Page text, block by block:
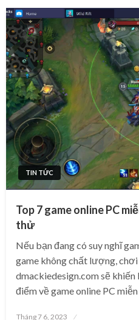
TIN TỨC
Top 7 game online PC
thử
Nếu bạn đang có suy nghĩ
game không chất lượng, chơi
dmackiedesign.com sẽ khiến
điểm về game online PC
Posted
Tháng 7 6, 2023